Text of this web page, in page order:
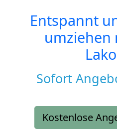
Entspannt
umziehen
Sofort
Kostenlose